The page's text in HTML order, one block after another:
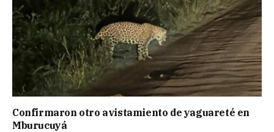
Confirmaron otro avistamiento de yaguareté en
Mburucuyá